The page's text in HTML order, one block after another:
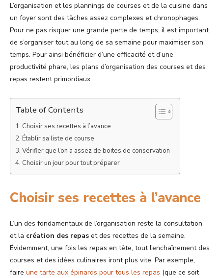
L’organisation et les plannings de courses et de la cuisine dans
un foyer sont des tâches assez complexes et chronophages.
Pour ne pas risquer une grande perte de temps, il est important
de s’organiser tout au long de sa semaine pour maximiser son
temps. Pour ainsi bénéficier d’une efficacité et d’une
productivité phare, les plans d’organisation des courses et des
repas restent primordiaux.
Table of Contents
Choisir ses recettes à l’avance
Établir sa liste de course
Vérifier que l’on a assez de boites de conservation
Choisir un jour pour tout préparer
Choisir ses recettes à l’avance
L’un des fondamentaux de l’organisation reste la consultation
et la création des repas et des recettes de la semaine.
Évidemment, une fois les repas en tête, tout l’enchaînement des
courses et des idées culinaires iront plus vite. Par exemple,
faire une tarte aux épinards pour tous les repas (que ce soit